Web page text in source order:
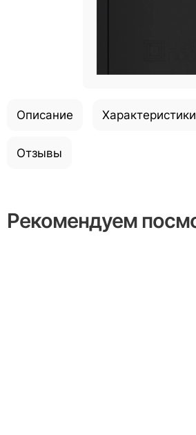
Описание Характеристики
Отзывы
Рекомендуем